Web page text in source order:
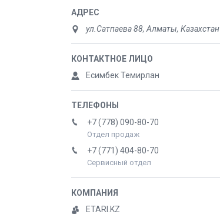
ул.Сатпаева 88, Алматы, Казахстан
Есимбек Темирлан
+7 (778) 090-80-70
Отдел продаж
+7 (771) 404-80-70
Сервисный отдел
ETARI.KZ